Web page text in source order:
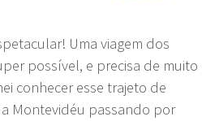
Uma viagem dos
possível, e precisa de muito
conhecer esse trajeto de
Montevidéu passando por